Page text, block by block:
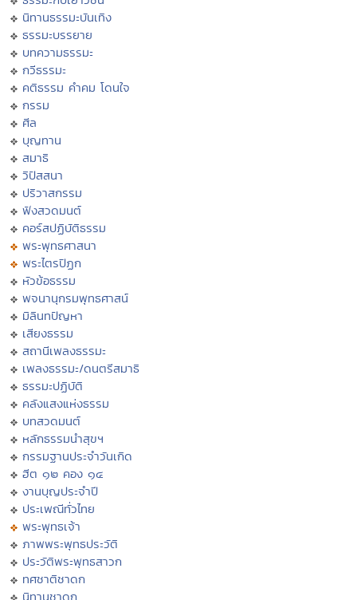
นิทานธรรมะบันเทิง
ธรรมะบรรยาย
บทความธรรมะ
กวีธรรมะ
คติธรรม คำคม โดนใจ
กรรม
ศีล
บุญทาน
สมาธิ
วิปัสสนา
ปริวาสกรรม
ฟังสวดมนต์
คอร์สปฏิบัติธรรม
พระพุทธศาสนา
พระไตรปิฏก
หัวข้อธรรม
พจนานุกรมพุทธศาสน์
มิลินทปัญหา
เสียงธรรม
สถานีเพลงธรรมะ
เพลงธรรมะ/ดนตรีสมาธิ
ธรรมะปฏิบัติ
คลังแสงแห่งธรรม
บทสวดมนต์
หลักธรรมนำสุขฯ
กรรมฐานประจำวันเกิด
ฮีต ๑๒ คอง ๑๔
งานบุญประจำปี
ประเพณีทั่วไทย
พระพุทธเจ้า
ภาพพระพุทธประวัติ
ประวัติพระพุทธสาวก
ทศชาติชาดก
นิทานชาดก